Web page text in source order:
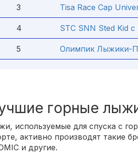
3 Tisa Race Cap
4 STC SNN Sted Kid
5 Олимпик Лыжики-
горные
используемые для спуска с
активно производят такие
и другие.